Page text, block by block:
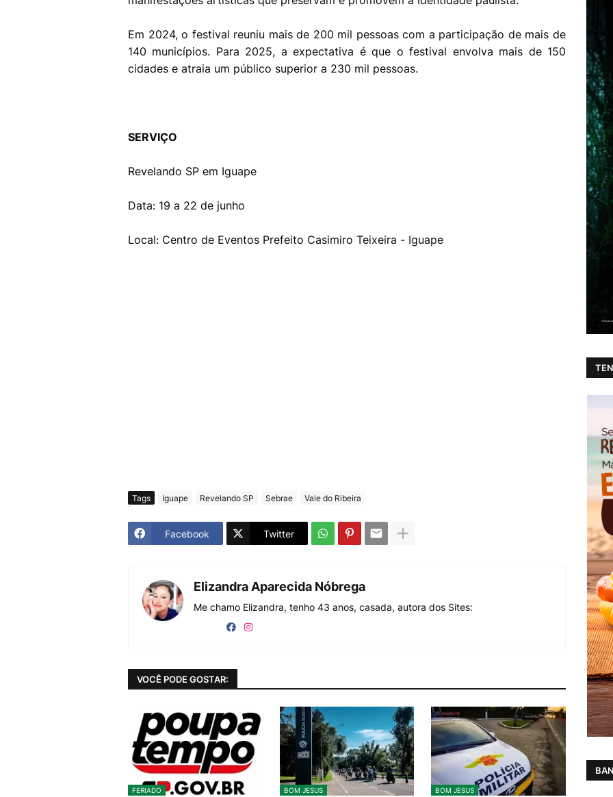
Em 2024, o festival reuniu mais de 200 mil pessoas com a participação de mais de
140 municípios. Para 2025, a expectativa é que o festival envolva mais de 150
cidades e atraia um público superior a 230 mil pessoas.
SERVIÇO
Revelando SP em Iguape
Data: 19 a 22 de junho
Local: Centro de Eventos Prefeito Casimiro Teixeira - Iguape
Tags Iguape Revelando SP Sebrae Vale do Ribeira
Facebook Twitter
Elizandra Aparecida Nóbrega
Me chamo Elizandra, tenho 43 anos, casada, autora dos Sites:
VOCÊ PODE GOSTAR:
FERIADO BOM JESUS BOM JESUS